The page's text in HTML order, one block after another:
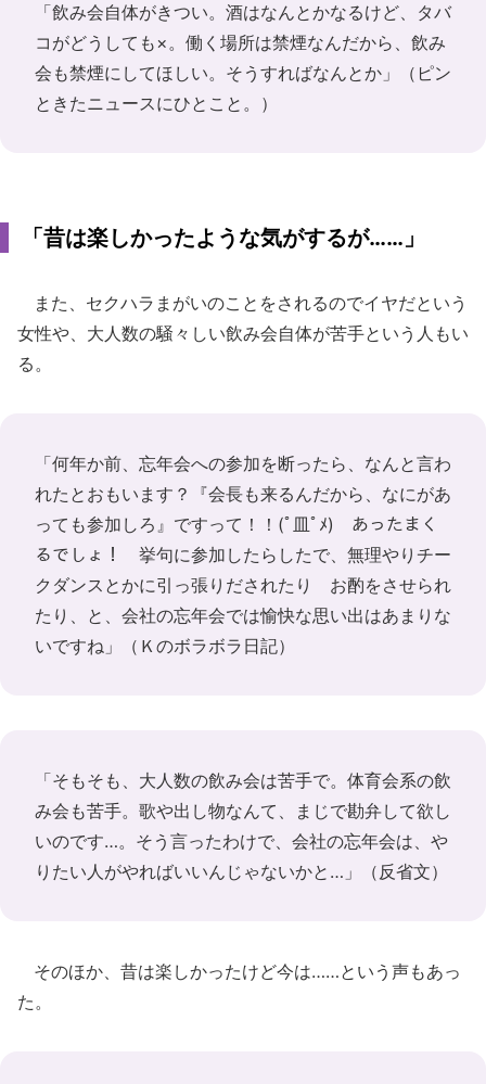
「飲み会自体がきつい。酒はなんとかなるけど、タバ
コがどうしても×。働く場所は禁煙なんだから、飲み
会も禁煙にしてほしい。そうすればなんとか」（ ピン
ときたニュースにひとこと。 ）
「昔は楽しかったような気がするが……」
また、セクハラまがいのことをされるのでイヤだという
女性や、大人数の騒々しい飲み会自体が苦手という人もい
る。
「何年か前、忘年会への参加を断ったら、なんと言わ
れたとおもいます？『会長も来るんだから、なにがあ
っても参加しろ』ですって！！(ﾟ皿ﾟﾒ) あったまく
るでしょ！ 挙句に参加したらしたで、無理やりチー
クダンスとかに引っ張りだされたり お酌をさせられ
たり、と、会社の忘年会では愉快な思い出はあまりな
いですね」（ Ｋのボラボラ日記）
「そもそも、大人数の飲み会は苦手で。体育会系の飲
み会も苦手。歌や出し物なんて、まじで勘弁して欲し
いのです…。そう言ったわけで、会社の忘年会は、や
りたい人がやればいいんじゃないかと…」（ 反省文）
そのほか、昔は楽しかったけど今は……という声もあっ
た。